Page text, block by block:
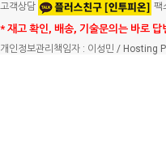
고객상담
팩
* 재고 확인, 배송, 기술문의는 바로
개인정보관리책임자 : 이성민 / Hosting